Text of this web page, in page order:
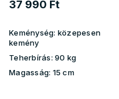
j
a
37 990 Ft
Keménység: közepesen
kemény
Teherbírás: 90 kg
Magasság: 15 cm